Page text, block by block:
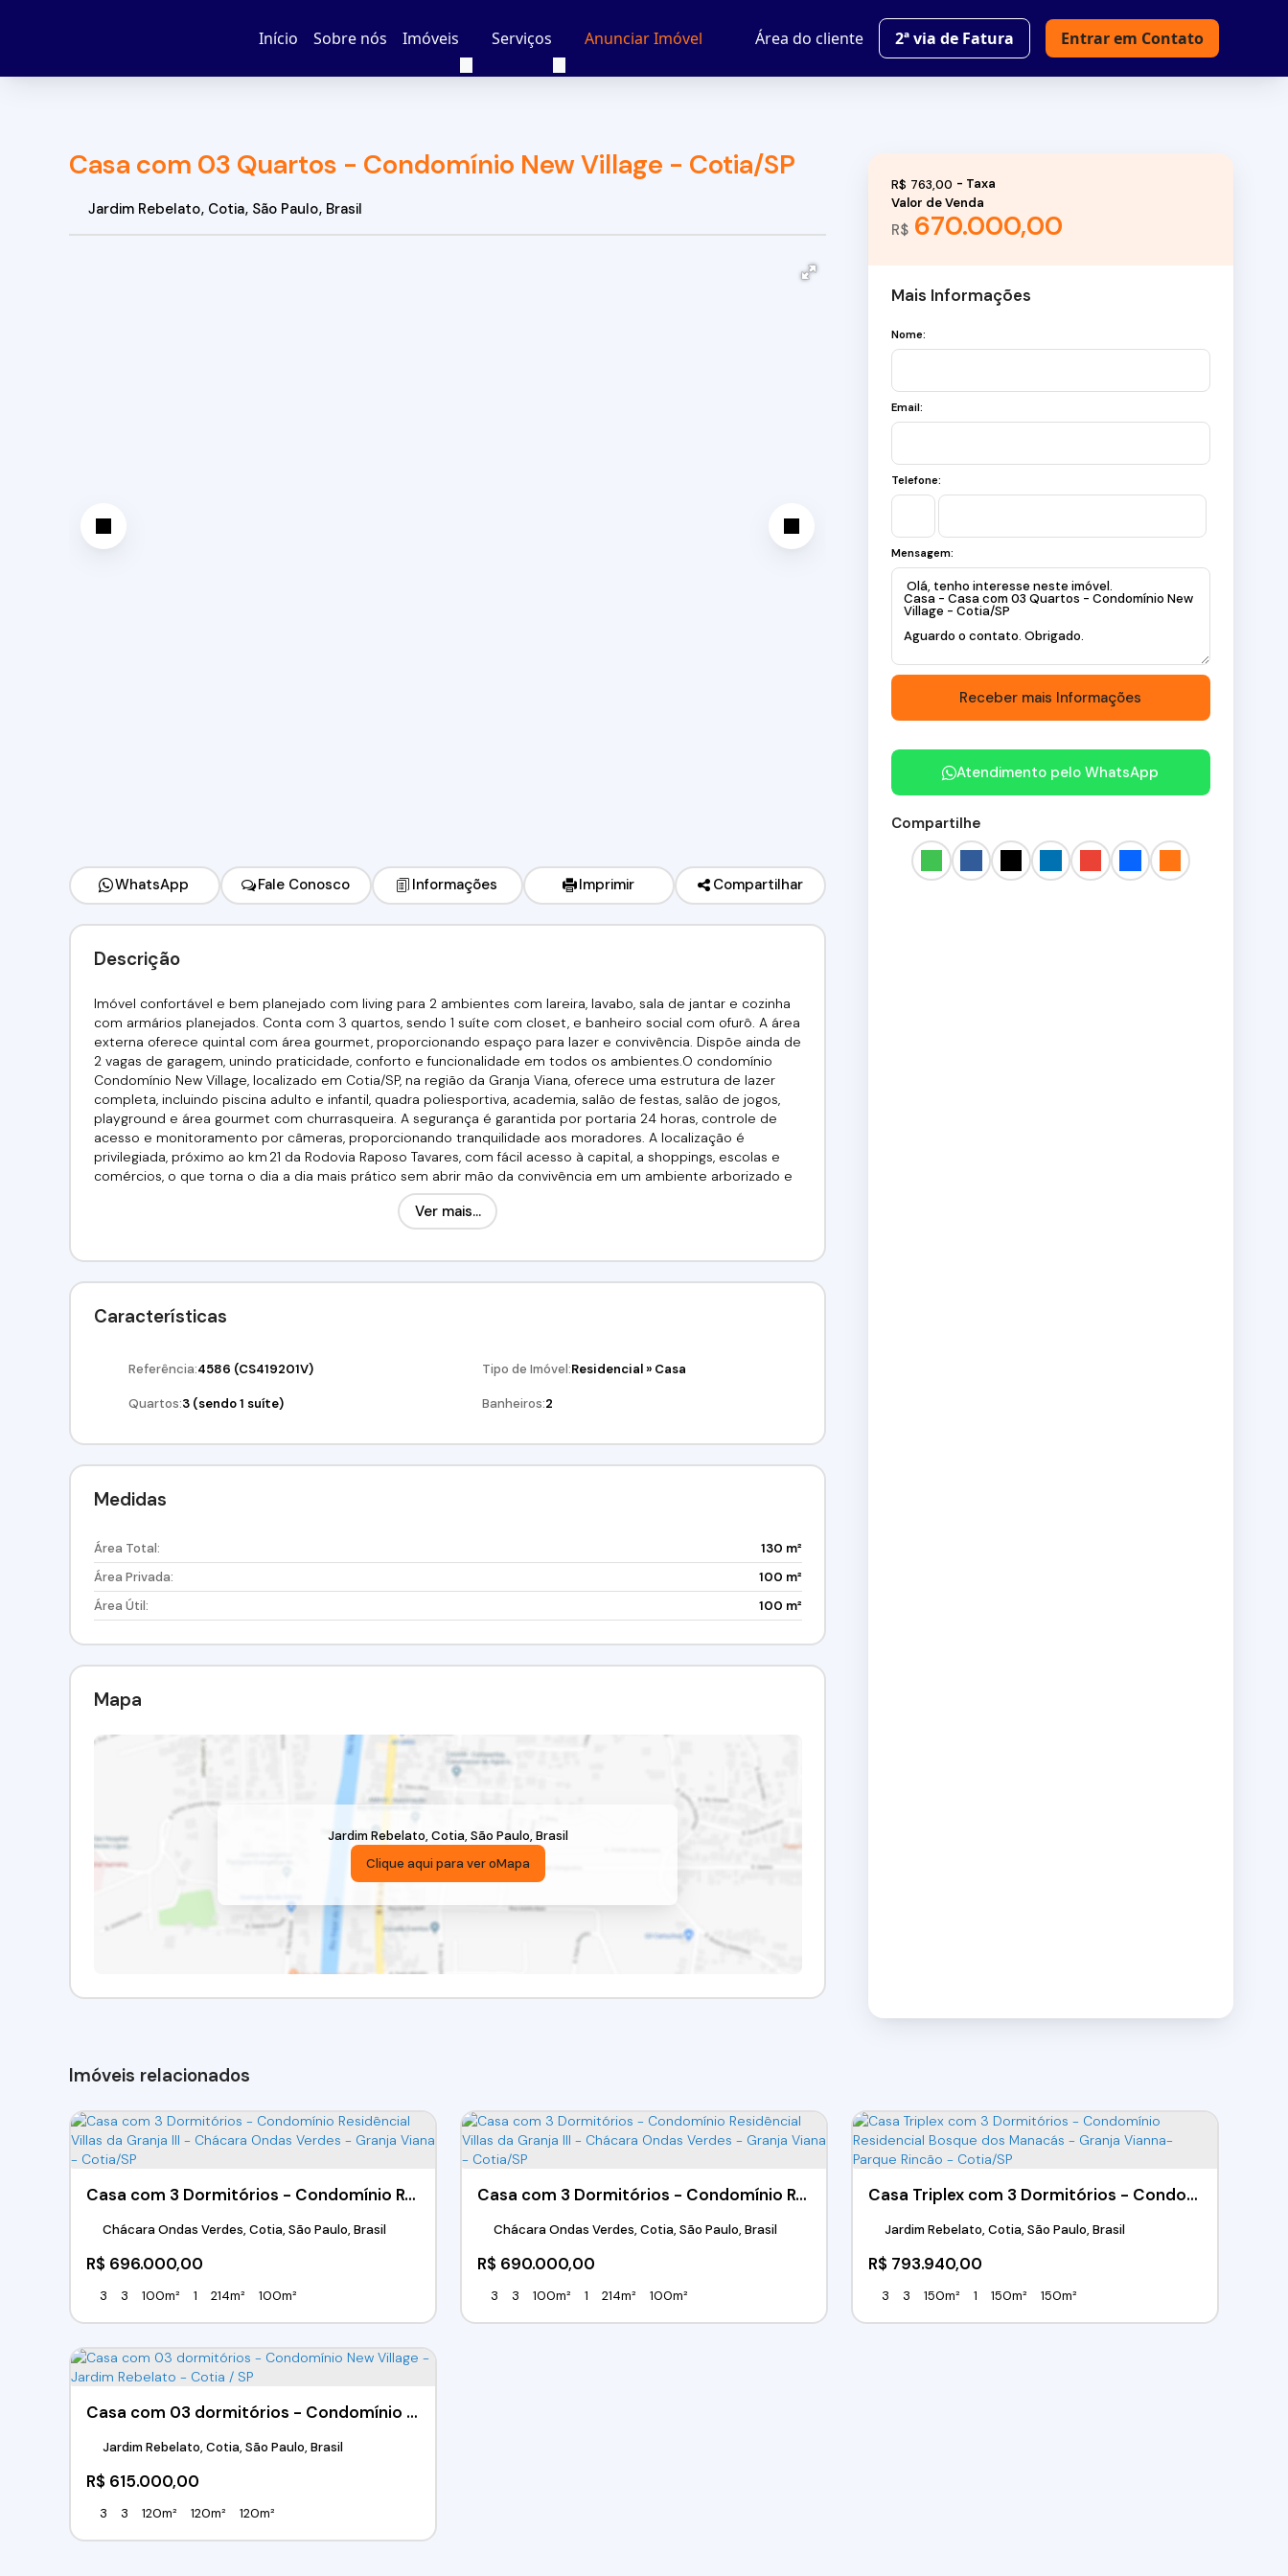
Entrar em Contato
2ª via de Fatura
Área do cliente
Anunciar Imóvel
Serviços
Imóveis
Sobre nós
Início
Casa com 03 Quartos - Condomínio New Village - Cotia/SP
Jardim Rebelato, Cotia, São Paulo, Brasil
WhatsApp Fale Conosco Informações Imprimir Compartilhar
Descrição
Imóvel confortável e bem planejado com living para 2 ambientes com lareira, lavabo, sala de jantar e cozinha
com armários planejados. Conta com 3 quartos, sendo 1 suíte com closet, e banheiro social com ofurô. A área
externa oferece quintal com área gourmet, proporcionando espaço para lazer e convivência. Dispõe ainda de
2 vagas de garagem, unindo praticidade, conforto e funcionalidade em todos os ambientes.O condomínio
Condomínio New Village, localizado em Cotia/SP, na região da Granja Viana, oferece uma estrutura de lazer
completa, incluindo piscina adulto e infantil, quadra poliesportiva, academia, salão de festas, salão de jogos,
playground e área gourmet com churrasqueira. A segurança é garantida por portaria 24 horas, controle de
acesso e monitoramento por câmeras, proporcionando tranquilidade aos moradores. A localização é
privilegiada, próximo ao km 21 da Rodovia Raposo Tavares, com fácil acesso à capital, a shoppings, escolas e
comércios, o que torna o dia a dia mais prático sem abrir mão da convivência em um ambiente arborizado e
residencial.Valor:R$670.000,00 Aceita Financiamento! Utilize seu FGTS!Agende já sua visita!!!!(11) 98211-2565 /
(11) 97417-8061Imobiliária Alfa Negócios.CRECI. 34.726-JVer mais...
Características
Referência:4586 (CS419201V) Tipo de Imóvel:Residencial» Casa
Quartos:3 (sendo 1 suíte) Banheiros:2
Medidas
Área Total:
130 m²
Área Privada:
100 m²
Área Útil:
100 m²
Mapa
Jardim Rebelato, Cotia, São Paulo, Brasil
Clique aqui para ver oMapa
R$670.000,00
Valor de Venda
R$ 763,00
Mais Informações
Nome:
Email:
Telefone:
Mensagem:
Atendimento peloWhatsApp
Compartilhe
Imóveis relacionados
Casa com 3 Dormitórios - Condomínio Residêncial Villas da Granja III - Chácara Ondas Verdes - Granja Viana - Cotia/SP
R$ 696.000,00
Chácara Ondas Verdes, Cotia, São Paulo, Brasil
3 3 100m² 1 214m² 100m²
Casa com 3 Dormitórios - Condomínio Residêncial Villas da Granja III - Chácara Ondas Verdes - Granja Viana - Cotia/SP
R$ 690.000,00
Chácara Ondas Verdes, Cotia, São Paulo, Brasil
3 3 100m² 1 214m² 100m²
Casa Triplex com 3 Dormitórios - Condomínio Residencial Bosque dos Manacás - Granja Vianna- Parque Rincão - Cotia/SP
R$ 793.940,00
Jardim Rebelato, Cotia, São Paulo, Brasil
3 3 150m² 1 150m² 150m²
Casa com 03 dormitórios - Condomínio New Village - Jardim Rebelato - Cotia / SP
R$ 615.000,00
Jardim Rebelato, Cotia, São Paulo, Brasil
3 3 120m² 120m² 120m²